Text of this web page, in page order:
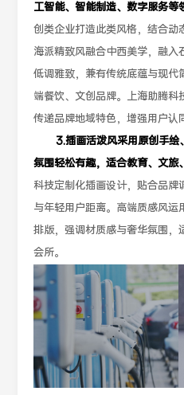
工智能、智能制造、数字服务等
创类企业打造此类风格，结合动
海派精致风融合中西美学，融入
低调雅致，兼有传统底蕴与现代
端餐饮、文创品牌。上海助腾
传递品牌地域特色，增强用户认
3.插画活泼风采用原创手绘
氛围轻松有趣，适合教育、文旅
科技定制化插画设计，贴合品牌
与年轻用户距离。高端质感风
排版，强调材质感与奢华氛围，
会所。